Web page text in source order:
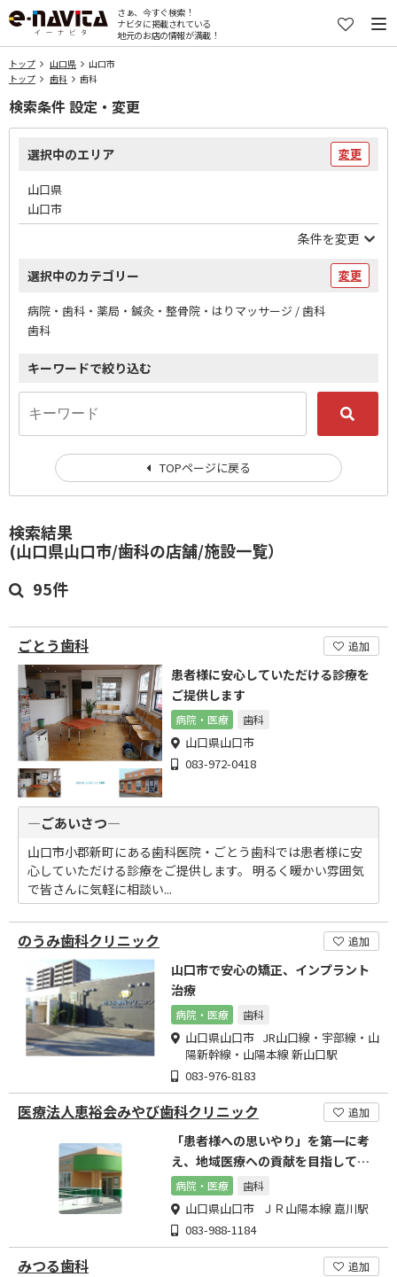
さぁ、今すぐ検索！
ナビタに掲載されている
地元のお店の情報が満載！
トップ 山口県
山口市
トップ
歯科 歯科
検索結果
(山口県山口市/歯科の店舗/施設一覧）
95件
ごとう歯科 追加
患者様に安心していただける診療を
ご提供します
病院・医療 歯科
山口県山口市
083-972-0418
―ごあいさつ―
山口市小郡新町にある歯科医院・ごとう歯科では患者様に安
心していただける診療をご提供します。 明るく暖かい雰囲気
で皆さんに気軽に相談い...
のうみ歯科クリニック 追加
山口市で安心の矯正、インプラント
治療
病院・医療 歯科
山口県山口市 JR山口線・宇部線・山
陽新幹線・山陽本線 新山口駅
083-976-8183
医療法人恵裕会みやび歯科クリニック 追加
「患者様への思いやり」を第一に考
え、地域医療への貢献を目指してい
ます。
病院・医療 歯科
山口県山口市 ＪＲ山陽本線 嘉川駅
083-988-1184
みつる歯科 追加
検索条件 設定・変更
選択中のエリア 変更
山口県
山口市
条件を変更
選択中のカテゴリー 変更
病院・歯科・薬局・鍼灸・整骨院・はりマッサージ / 歯科
歯科
キーワードで絞り込む
TOPページに戻る